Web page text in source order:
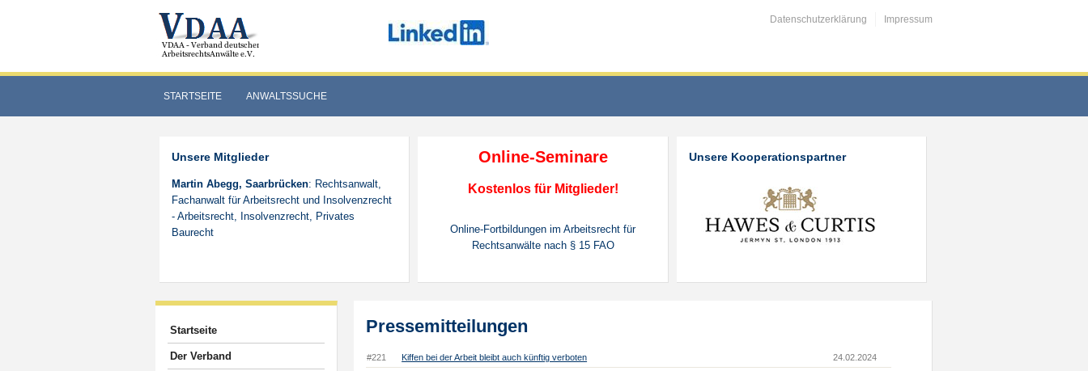
Datenschutzerklärung Impressum
STARTSEITE ANWALTSSUCHE
Unsere Mitglieder
Martin Abegg, Saarbrücken: Rechtsanwalt,
Fachanwalt für Arbeitsrecht und Insolvenzrecht
- Arbeitsrecht, Insolvenzrecht, Privates
Baurecht
Online-Seminare
Kostenlos für Mitglieder!
Online-Fortbildungen im Arbeitsrecht für
Rechtsanwälte nach § 15 FAO
Unsere Kooperationspartner
Startseite
Der Verband
Pressemitteilungen
#221 Kiffen bei der Arbeit bleibt auch künftig verboten 24.02.2024